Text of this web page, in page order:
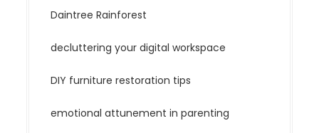
Daintree Rainforest
decluttering your digital workspace
DIY furniture restoration tips
emotional attunement in parenting